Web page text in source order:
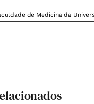
de Medicina da